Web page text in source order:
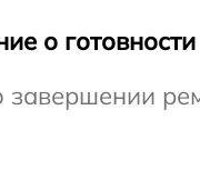
о готовности